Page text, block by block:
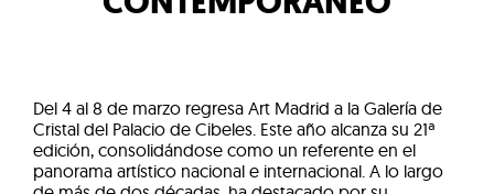
Del 4 al 8 de marzo regresa Art Madrid a la Galería de
Cristal del Palacio de Cibeles. Este año alcanza su 21ª
edición, consolidándose como un referente en el
panorama artístico nacional e internacional. A lo largo